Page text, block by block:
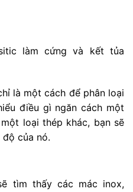
làm cứng và kết tủa
là một cách để phân loại
điều gì ngăn cách một
loại thép khác, bạn sẽ
của nó.
tìm thấy các mác inox,